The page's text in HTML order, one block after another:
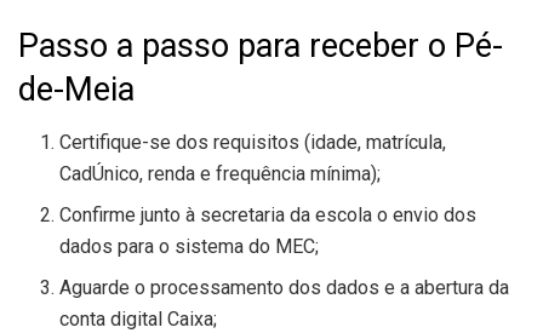
Passo a passo para receber o Pé-
de-Meia
Certifique-se dos requisitos (idade, matrícula,
CadÚnico, renda e frequência mínima);
Confirme junto à secretaria da escola o envio dos
dados para o sistema do MEC;
Aguarde o processamento dos dados e a abertura da
conta digital Caixa;